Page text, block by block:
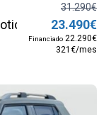
MY26
31.290€
23.490€
Financiado 22.290€
321€/mes